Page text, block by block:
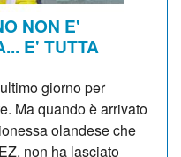
NON E'
E' TUTTA
giorno per
Ma quando è arrivato
olandese che
non ha lasciato